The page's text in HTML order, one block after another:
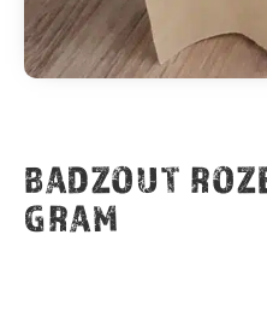
BADZOUT
GRAM